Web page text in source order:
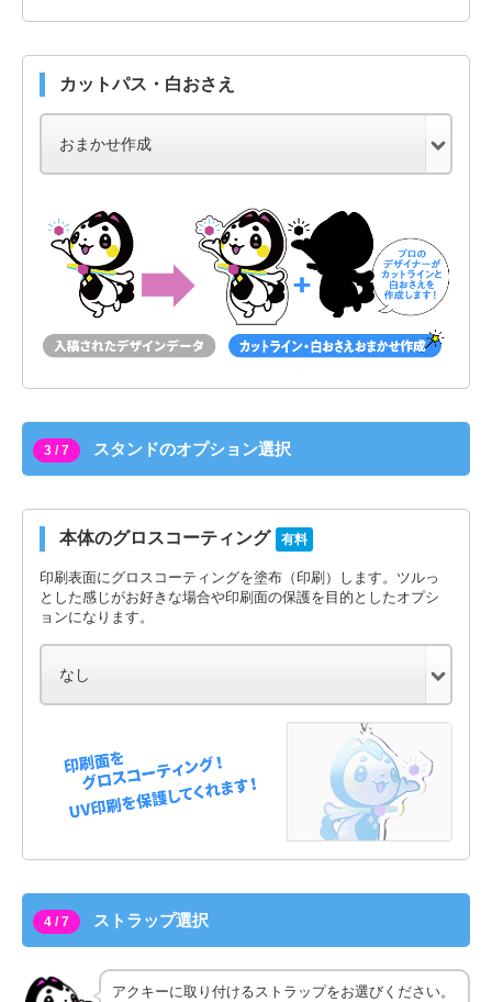
カットパス・白おさえ
3 / 7 スタンドのオプション選択
本体のグロスコーティング 有料
印刷表面にグロスコーティングを塗布（印刷）します。ツルっ
とした感じがお好きな場合や印刷面の保護を目的としたオプシ
ョンになります。
4 / 7 ストラップ選択
アクキーに取り付けるストラップをお選びください。